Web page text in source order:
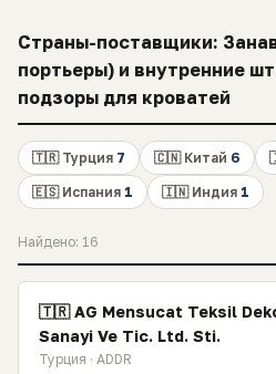
Страны-поставщики:
портьеры) и внутренние
подзоры для кроватей
🇹🇷 Турция 7 🇨🇳 Китай 6
🇪🇸 Испания 1 🇮🇳 Индия 1
Найдено: 16
🇹🇷 AG Mensucat Teksil
Sanayi Ve Tic. Ltd. Sti.
Турция · ADDR